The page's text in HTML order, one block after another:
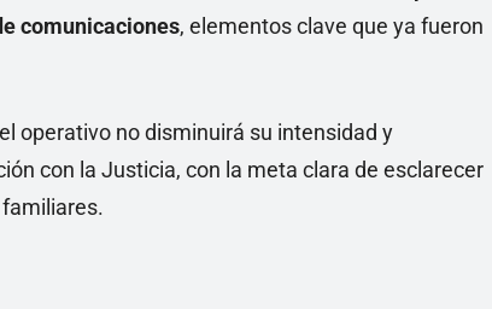
comunicaciones, elementos clave que ya fueron
operativo no disminuirá su intensidad y
con la Justicia, con la meta clara de esclarecer